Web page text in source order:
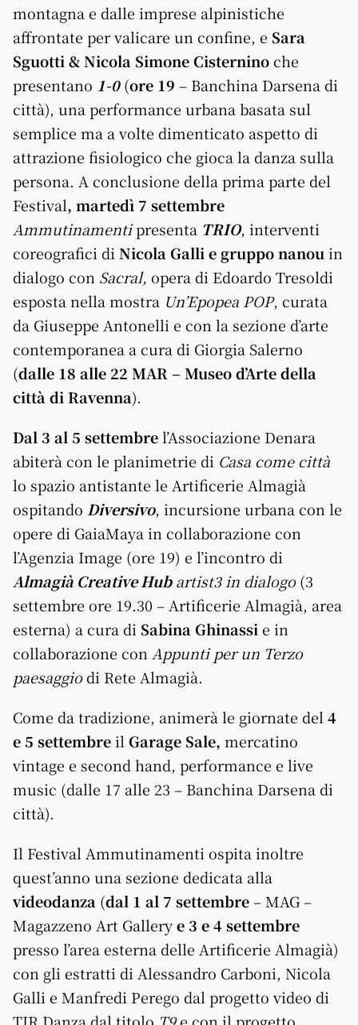
montagna e dalle imprese alpinistiche
affrontate per valicare un confine, e Sara
Sguotti & Nicola Simone Cisterninoche
presentano 1-0(ore 19 – Banchina Darsena di
città), una performance urbana basata sul
semplice ma a volte dimenticato aspetto di
attrazione fisiologico che gioca la danza sulla
persona. A conclusione della prima parte del
Festival, martedì 7 settembre
Ammutinamentipresenta TRIO, interventi
coreografici di Nicola Galli e gruppo nanou in
dialogo con Sacral, opera di Edoardo Tresoldi
esposta nella mostra Un’Epopea POP, curata
da Giuseppe Antonelli e con la sezione d’arte
contemporanea a cura di Giorgia Salerno
(dalle 18 alle 22 MAR – Museo d’Arte della
città di Ravenna).
Dal 3 al 5 settembrel’Associazione Denara
abiterà con le planimetrie di Casa come città
lo spazio antistante le Artificerie Almagià
ospitando Diversivo, incursione urbana con le
opere di GaiaMaya in collaborazione con
l’Agenzia Image (ore 19) e l’incontro di
Almagià Creative Hub artist3in dialogo(3
settembre ore 19.30 – Artificerie Almagià, area
esterna) a cura di Sabina Ghinassi e in
collaborazione con Appunti per un Terzo
paesaggiodi Rete Almagià.
Come da tradizione, animerà le giornate del 4
e 5 settembreil Garage Sale, mercatino
vintage e second hand, performance e live
music (dalle 17 alle 23 – Banchina Darsena di
città).
Il Festival Ammutinamenti ospita inoltre
quest’anno una sezione dedicata alla
videodanza (dal 1 al 7 settembre– MAG –
Magazzeno Art Gallerye 3 e 4 settembre
presso l’area esterna delle Artificerie Almagià)
con gli estratti di Alessandro Carboni, Nicola
Galli e Manfredi Perego dal progetto video di
TIR Danza dal titolo T9e con il progetto